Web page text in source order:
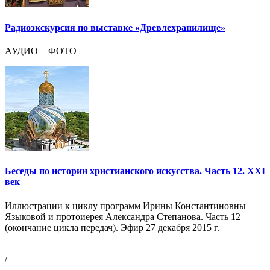
Радиоэкскурсия по выставке «Древлехранилище»
АУДИО + ФОТО
Беседы по истории христианского искусства. Часть 12. ХХI
век
Иллюстрации к циклу программ Ирины Константиновны
Языковой и протоиерея Александра Степанова. Часть 12
(окончание цикла передач). Эфир 27 декабря 2015 г.
/